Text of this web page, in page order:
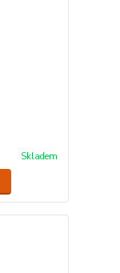
Skladem